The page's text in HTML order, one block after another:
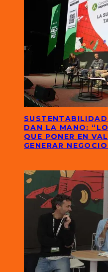
DAN LA MANO:
QUE PONER EN
GENERAR